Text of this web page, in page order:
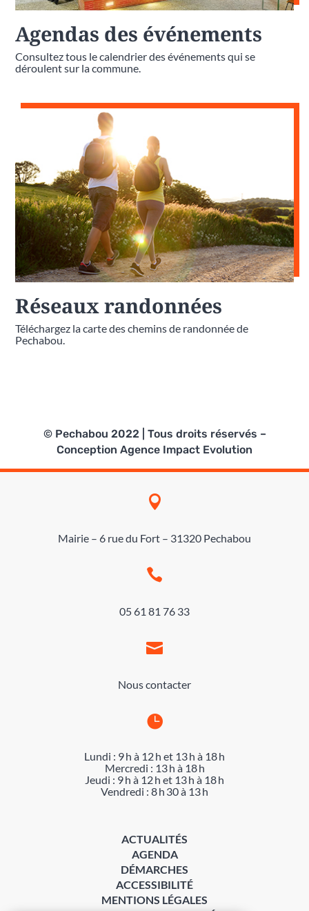
Agendas des événements
Consultez tous le calendrier des événements qui se
déroulent sur la commune.
Réseaux randonnées
Téléchargez la carte des chemins de randonnée de
Pechabou.
© Pechabou 2022 | Tous droits réservés –
Conception Agence Impact Evolution

Mairie – 6 rue du Fort – 31320 Pechabou

05 61 81 76 33

Nous contacter

Lundi : 9 h à 12 h et 13 h à 18 h
Mercredi : 13 h à 18 h
Jeudi : 9 h à 12 h et 13 h à 18 h
Vendredi : 8 h 30 à 13 h
ACTUALITÉS
AGENDA
DÉMARCHES
ACCESSIBILITÉ
MENTIONS LÉGALES